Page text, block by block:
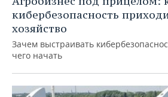
кибербезопасность
хозяйство
Зачем выстраивать
чего начать